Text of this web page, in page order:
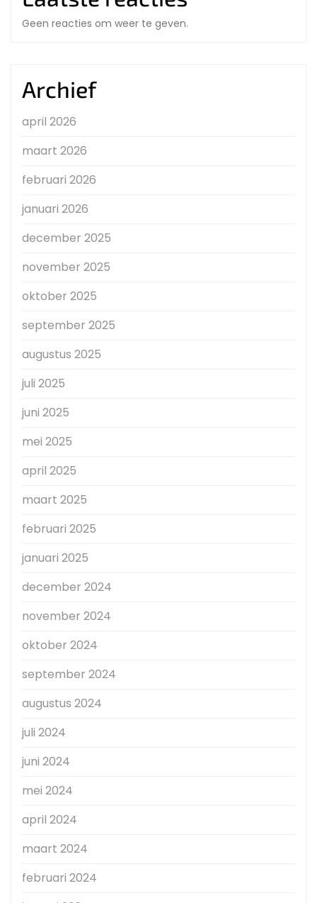
Geen reacties om weer te geven.
Archief
april 2026
maart 2026
februari 2026
januari 2026
december 2025
november 2025
oktober 2025
september 2025
augustus 2025
juli 2025
juni 2025
mei 2025
april 2025
maart 2025
februari 2025
januari 2025
december 2024
november 2024
oktober 2024
september 2024
augustus 2024
juli 2024
juni 2024
mei 2024
april 2024
maart 2024
februari 2024